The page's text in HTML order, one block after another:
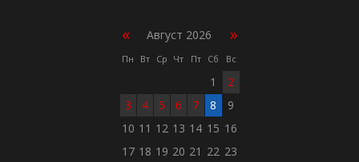
« Август 2026 »
Пн Вт Ср Чт Пт Сб Вс
1
2
3
4 5 6 7 8
9
10 11 12 13 14 15 16
17 18 19 20 21 22 23